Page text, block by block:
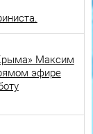
Максим
эфире